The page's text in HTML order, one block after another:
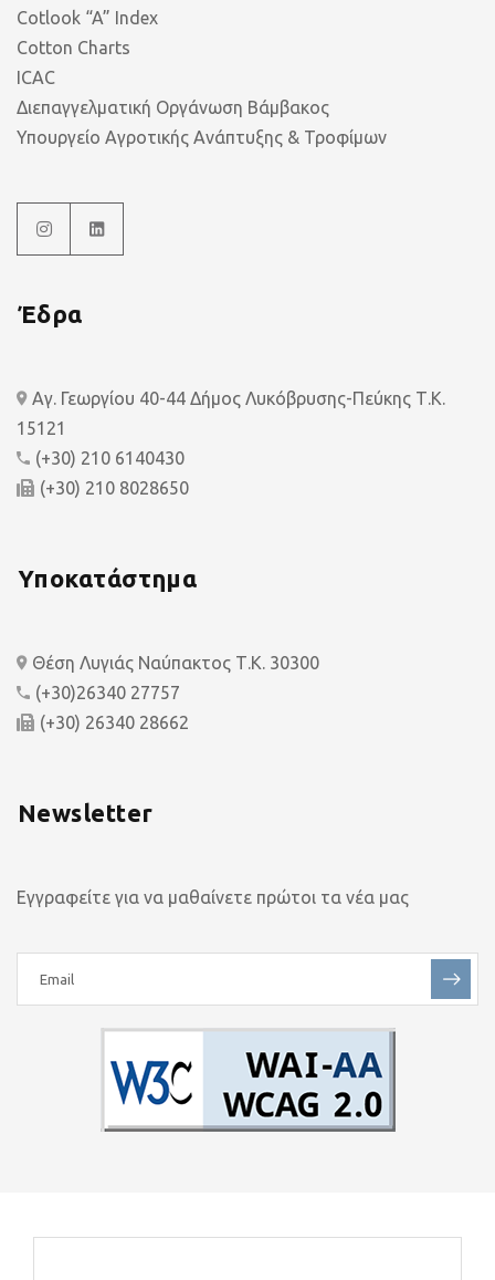
Cotlook “A” Index
Cotton Charts
ICAC
Διεπαγγελματική Οργάνωση Βάμβακος
Υπουργείο Αγροτικής Ανάπτυξης & Τροφίμων
Έδρα
Αγ. Γεωργίου 40-44 Δήμος Λυκόβρυσης-Πεύκης Τ.Κ.
15121
(+30) 210 6140430
(+30) 210 8028650
Υποκατάστημα
Θέση Λυγιάς Ναύπακτος Τ.Κ. 30300
(+30)26340 27757
(+30) 26340 28662
Newsletter
Εγγραφείτε για να μαθαίνετε πρώτοι τα νέα μας